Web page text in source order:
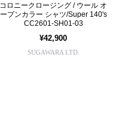
コロニークロージング / ウール オ
ープンカラー シャツ/Super 140's
CC2601-SH01-03
¥42,900
SUGAWARA LTD.